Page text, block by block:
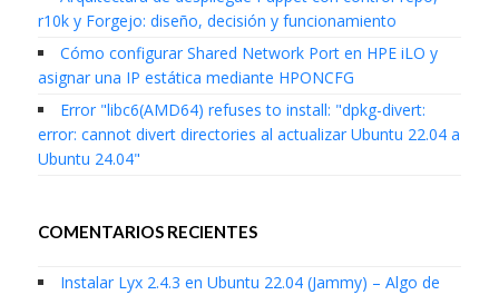
r10k y Forgejo: diseño, decisión y funcionamiento
Cómo configurar Shared Network Port en HPE iLO y
asignar una IP estática mediante HPONCFG
Error "libc6(AMD64) refuses to install: "dpkg-divert:
error: cannot divert directories al actualizar Ubuntu 22.04 a
Ubuntu 24.04"
COMENTARIOS RECIENTES
Instalar Lyx 2.4.3 en Ubuntu 22.04 (Jammy) – Algo de